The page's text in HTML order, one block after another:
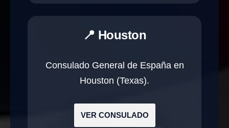
📍 Houston
Consulado General de España en
Houston (Texas).
VER CONSULADO